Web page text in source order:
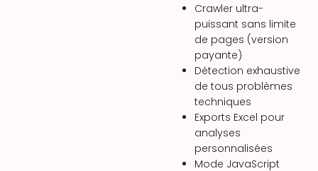
Crawler ultra-
puissant sans limite
de pages (version
payante)
Détection exhaustive
de tous problèmes
techniques
Exports Excel pour
analyses
personnalisées
Mode JavaScript